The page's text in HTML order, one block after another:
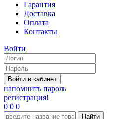
Гарантия
Доставка
Оплата
Контакты
Войти
напомнить пароль
регистрация!
0 0 0